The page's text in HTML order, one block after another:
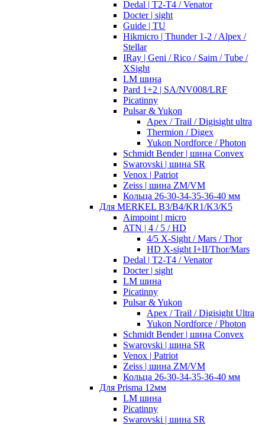
Dedal | T2-T4 / Venator
Docter | sight
Guide | TU
Hikmicro | Thunder 1-2 / Alpex /
Stellar
IRay | Geni / Rico / Saim / Tube /
XSight
LM шина
Pard 1+2 | SA/NV008/LRF
Picatinny
Pulsar & Yukon
Apex / Trail / Digisight ultra
Thermion / Digex
Yukon Nordforce / Photon
Schmidt Bender | шина Convex
Swarovski | шина SR
Venox | Patriot
Zeiss | шина ZM/VM
Кольца 26-30-34-35-36-40 мм
Для MERKEL B3/B4/KR1/K3/K5
Aimpoint | micro
ATN | 4 / 5 / HD
4/5 X-Sight / Mars / Thor
HD X-sight I+II/Thor/Mars
Dedal | T2-T4 / Venator
Docter | sight
LM шина
Picatinny
Pulsar & Yukon
Apex / Trail / Digisight Ultra
Yukon Nordforce / Photon
Schmidt Bender | шина Convex
Swarovski | шина SR
Venox | Patriot
Zeiss | шина ZM/VM
Кольца 26-30-34-35-36-40 мм
Для Prisma 12мм
LM шина
Picatinny
Swarovski | шина SR